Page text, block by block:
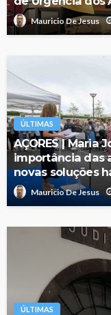
Mauricio De Jesus
ÚLTIMAS
AÇORES | Maria
importância das
novas soluções
Mauricio De Jesus
ÚLTIMAS